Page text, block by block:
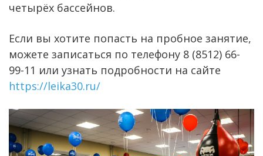
четырёх бассейнов.
Если вы хотите попасть на пробное занятие,
можете записаться по телефону 8 (8512) 66-
99-11 или узнать подробности на сайте
https://leika30.ru/